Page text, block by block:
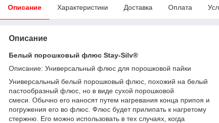
Описание Характеристики Доставка Оплата
Описание
Белый порошковый флюс Stay-Silv®
Описание: Универсальный флюс для порошковой пайки
Универсальный белый порошковый флюс, похожий на белый
пастообразный флюс, но в виде сухой порошковой
смеси. Обычно его наносят путем нагревания конца припоя и
погружения его во флюс. Флюс будет прилипать к нагретому
стержню. Его можно использовать в тех случаях, когда